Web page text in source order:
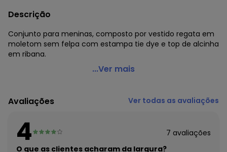
Descrição
Conjunto para meninas, composto por vestido regata em
moletom sem felpa com estampa tie dye e top de alcinha
em ribana.
Gloss - Vestido Juvenil Quadriculado com TopVerde
Código do produto: 7229646
Modelagem: Ampla
Forro: Não
Cinto: Não acompanha
Cintura: Média
...Ver mais
Avaliações Ver todas as avaliações
4 7 avaliações
O que as clientes acharam da largura?